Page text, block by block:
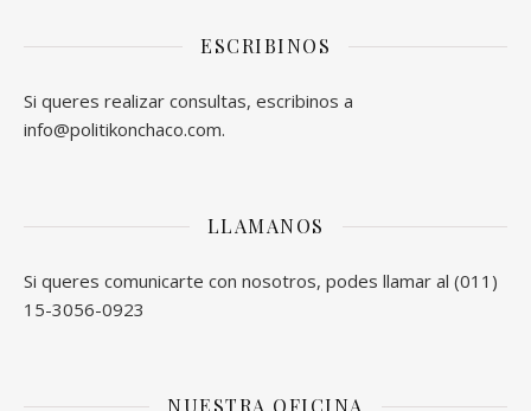
ESCRIBINOS
Si queres realizar consultas, escribinos a
info@politikonchaco.com.
LLAMANOS
Si queres comunicarte con nosotros, podes llamar al (011)
15-3056-0923